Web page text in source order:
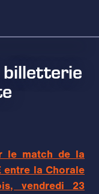
le match de la
entre la Chorale
vendredi 23